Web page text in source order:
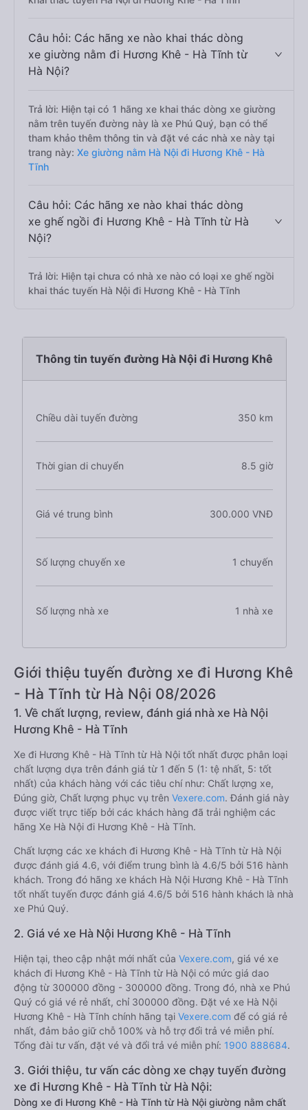
Câu hỏi: Các hãng xe nào khai thác dòng
xe giường nằm đi Hương Khê - Hà Tĩnh từ
Hà Nội?
Trả lời: Hiện tại có 1 hãng xe khai thác dòng xe giường
nằm trên tuyến đường này là xe Phú Quý, bạn có thể
tham khảo thêm thông tin và đặt vé các nhà xe này tại
trang này: Xe giường nằm Hà Nội đi Hương Khê - Hà
Tĩnh
Câu hỏi: Các hãng xe nào khai thác dòng
xe ghế ngồi đi Hương Khê - Hà Tĩnh từ Hà
Nội?
Trả lời: Hiện tại chưa có nhà xe nào có loại xe ghế ngồi
khai thác tuyến Hà Nội đi Hương Khê - Hà Tĩnh
Thông tin tuyến đường Hà Nội đi Hương Khê
Chiều dài tuyến đường 350 km
Thời gian di chuyển 8.5 giờ
Giá vé trung bình 300.000 VNĐ
Số lượng chuyến xe 1 chuyến
Số lượng nhà xe 1 nhà xe
Giới thiệu tuyến đường xe đi Hương Khê
- Hà Tĩnh từ Hà Nội 08/2026
1. Về chất lượng, review, đánh giá nhà xe Hà Nội
Hương Khê - Hà Tĩnh
Xe đi Hương Khê - Hà Tĩnh từ Hà Nội tốt nhất được phân loại
chất lượng dựa trên đánh giá từ 1 đến 5 (1: tệ nhất, 5: tốt
nhất) của khách hàng với các tiêu chí như: Chất lượng xe,
Đúng giờ, Chất lượng phục vụ trên Vexere.com. Đánh giá này
được viết trực tiếp bởi các khách hàng đã trải nghiệm các
hãng Xe Hà Nội đi Hương Khê - Hà Tĩnh.
Chất lượng các xe khách đi Hương Khê - Hà Tĩnh từ Hà Nội
được đánh giá 4.6, với điểm trung bình là 4.6/5 bởi 516 hành
khách. Trong đó hãng xe khách Hà Nội Hương Khê - Hà Tĩnh
tốt nhất tuyến được đánh giá 4.6/5 bởi 516 hành khách là nhà
xe Phú Quý.
2. Giá vé xe Hà Nội Hương Khê - Hà Tĩnh
Hiện tại, theo cập nhật mới nhất của Vexere.com, giá vé xe
khách đi Hương Khê - Hà Tĩnh từ Hà Nội có mức giá dao
động từ 300000 đồng - 300000 đồng. Trong đó, nhà xe Phú
Quý có giá vé rẻ nhất, chỉ 300000 đồng. Đặt vé xe Hà Nội
Hương Khê - Hà Tĩnh chính hãng tại Vexere.com để có giá rẻ
nhất, đảm bảo giữ chỗ 100% và hỗ trợ đổi trả vé miễn phí.
Tổng đài tư vấn, đặt vé và đổi trả vé miễn phí: 1900 888684.
3. Giới thiệu, tư vấn các dòng xe chạy tuyến đường
xe đi Hương Khê - Hà Tĩnh từ Hà Nội:
Dòng xe đi Hương Khê - Hà Tĩnh từ Hà Nội giường nằm chất